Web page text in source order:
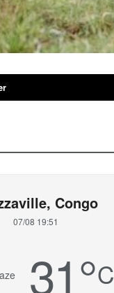
Congo
07/08 19:51
31°C